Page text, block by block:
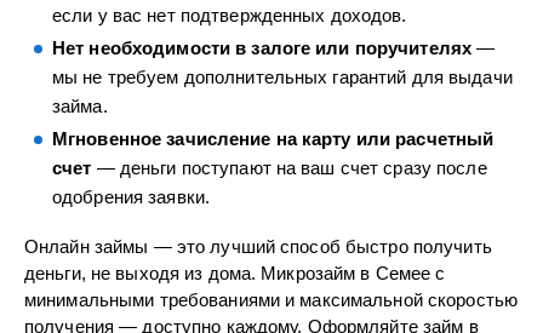
если у вас нет подтвержденных доходов.
Нет необходимости в залоге или поручителях —
мы не требуем дополнительных гарантий для выдачи
займа.
Мгновенное зачисление на карту или расчетный
счет — деньги поступают на ваш счет сразу после
одобрения заявки.
Онлайн займы — это лучший способ быстро получить
деньги, не выходя из дома. Микрозайм в Семее с
минимальными требованиями и максимальной скоростью
получения — доступно каждому. Оформляйте займ в